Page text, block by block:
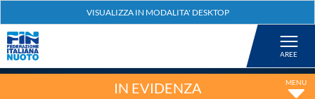
Nuoto
IN EVIDENZA